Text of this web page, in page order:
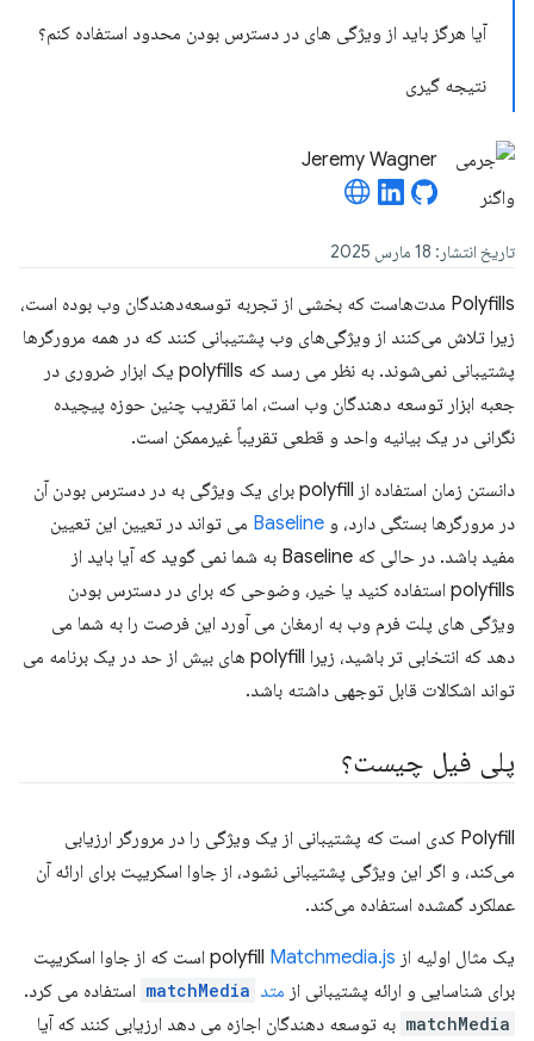
آیا هرگز باید از ویژگی های در دسترس بودن محدود استفاده کنم؟
نتیجه گیری
Jeremy Wagner
تاریخ انتشار: 18 مارس 2025
Polyfills مدت‌هاست که بخشی از تجربه توسعه‌دهندگان وب بوده است،
زیرا تلاش می‌کنند از ویژگی‌های وب پشتیبانی کنند که در همه مرورگرها
پشتیبانی نمی‌شوند. به نظر می رسد که polyfills یک ابزار ضروری در
جعبه ابزار توسعه دهندگان وب است، اما تقریب چنین حوزه پیچیده
نگرانی در یک بیانیه واحد و قطعی تقریباً غیرممکن است.
دانستن زمان استفاده از polyfill برای یک ویژگی به در دسترس بودن آن
در مرورگرها بستگی دارد، و Baseline می تواند در تعیین این تعیین
مفید باشد. در حالی که Baseline به شما نمی گوید که آیا باید از
polyfills استفاده کنید یا خیر، وضوحی که برای در دسترس بودن
ویژگی های پلت فرم وب به ارمغان می آورد این فرصت را به شما می
دهد که انتخابی تر باشید، زیرا polyfill های بیش از حد در یک برنامه می
تواند اشکالات قابل توجهی داشته باشد.
پلی فیل چیست؟
Polyfill کدی است که پشتیبانی از یک ویژگی را در مرورگر ارزیابی
می‌کند، و اگر این ویژگی پشتیبانی نشود، از جاوا اسکریپت برای ارائه آن
عملکرد گمشده استفاده می‌کند.
یک مثال اولیه از polyfill Matchmedia.js
است که از جاوا اسکریپت
برای شناسایی و ارائه پشتیبانی از متد matchMedia استفاده می کرد.
matchMedia به توسعه دهندگان اجازه می دهد ارزیابی کنند که آیا